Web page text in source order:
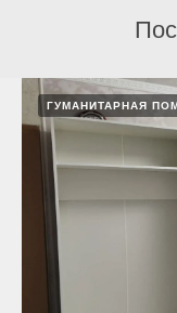
ГУМАНИТАРНАЯ